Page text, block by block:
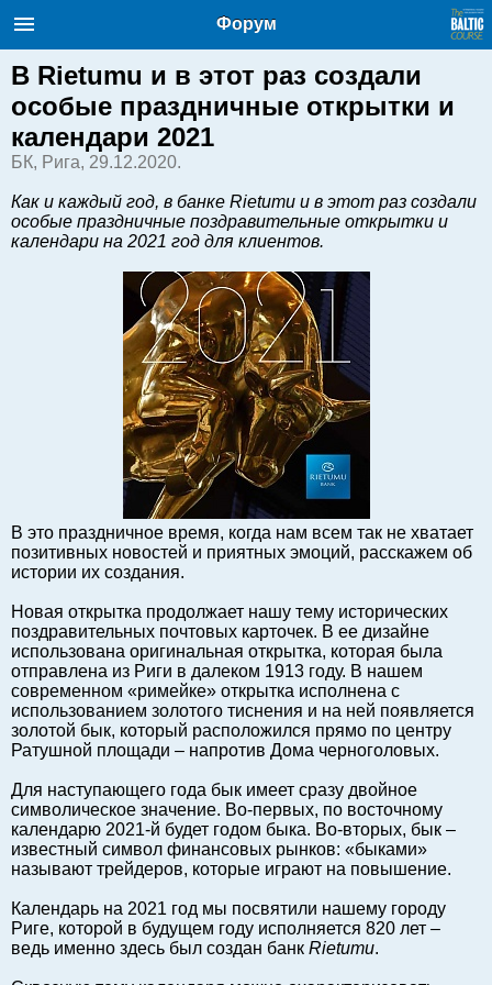
Балтийский курс. Новости и
аналитика
English
Очерки по новейшей истории
Латвии
Хорошо для дела
Недвижимость
Рынки и компании
Балтийский экспорт
Туризм
Советы юриста
ЕС - Балтия
Балтия - СНГ
Люди дела
Право
Круглый стол
Образование и наука
Экономическая история
Прямая речь
Благотворительность
Форумы
Книга
Архив
Сергей Тюленев: студия
Форум
В Rietumu и в этот раз создали
особые праздничные открытки и
календари 2021
БК, Рига, 29.12.2020.
Как и каждый год, в банке Rietumu и в этот раз создали
особые праздничные поздравительные открытки и
календари на 2021 год для клиентов.
В это праздничное время, когда нам всем так не хватает
позитивных новостей и приятных эмоций, расскажем об
истории их создания.
Новая открытка продолжает нашу тему исторических
поздравительных почтовых карточек. В ее дизайне
использована оригинальная открытка, которая была
отправлена из Риги в далеком 1913 году. В нашем
современном «римейке» открытка исполнена с
использованием золотого тиснения и на ней появляется
золотой бык, который расположился прямо по центру
Ратушной площади – напротив Дома черноголовых.
Для наступающего года бык имеет сразу двойное
символическое значение. Во-первых, по восточному
календарю 2021-й будет годом быка. Во-вторых, бык –
известный символ финансовых рынков: «быками»
называют трейдеров, которые играют на повышение.
Календарь на 2021 год мы посвятили нашему городу
Риге, которой в будущем году исполняется 820 лет –
ведь именно здесь был создан банк Rietumu.